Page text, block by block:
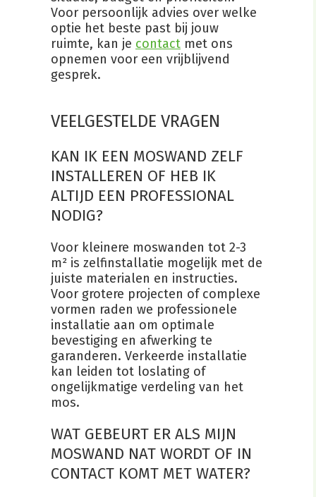
Voor persoonlijk advies over welke
optie het beste past bij jouw
ruimte, kan je contact met ons
opnemen voor een vrijblijvend
gesprek.
VEELGESTELDE VRAGEN
KAN IK EEN MOSWAND ZELF
INSTALLEREN OF HEB IK
ALTIJD EEN PROFESSIONAL
NODIG?
Voor kleinere moswanden tot 2-3
m² is zelfinstallatie mogelijk met de
juiste materialen en instructies.
Voor grotere projecten of complexe
vormen raden we professionele
installatie aan om optimale
bevestiging en afwerking te
garanderen. Verkeerde installatie
kan leiden tot loslating of
ongelijkmatige verdeling van het
mos.
WAT GEBEURT ER ALS MIJN
MOSWAND NAT WORDT OF IN
CONTACT KOMT MET WATER?